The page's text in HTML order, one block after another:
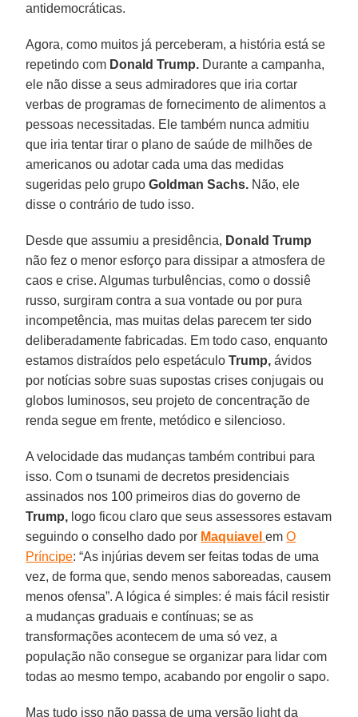
antidemocráticas.
Agora, como muitos já perceberam, a história está se
repetindo com Donald Trump. Durante a campanha,
ele não disse a seus admiradores que iria cortar
verbas de programas de fornecimento de alimentos a
pessoas necessitadas. Ele também nunca admitiu
que iria tentar tirar o plano de saúde de milhões de
americanos ou adotar cada uma das medidas
sugeridas pelo grupoGoldman Sachs. Não, ele
disse o contrário de tudo isso.
Desde que assumiu a presidência, Donald Trump
não fez o menor esforço para dissipar a atmosfera de
caos e crise. Algumas turbulências, como o dossiê
russo, surgiram contra a sua vontade ou por pura
incompetência, mas muitas delas parecem ter sido
deliberadamente fabricadas. Em todo caso, enquanto
estamos distraídos pelo espetáculoTrump, ávidos
por notícias sobre suas supostas crises conjugais ou
globos luminosos, seu projeto de concentração de
renda segue em frente, metódico e silencioso.
A velocidade das mudanças também contribui para
isso. Com o tsunami de decretos presidenciais
assinados nos 100 primeiros dias do governo de
Trump, logo ficou claro que seus assessores estavam
seguindo o conselho dado por Maquiavel emO
Príncipe: “As injúrias devem ser feitas todas de uma
vez, de forma que, sendo menos saboreadas, causem
menos ofensa”. A lógica é simples: é mais fácil resistir
a mudanças graduais e contínuas; se as
transformações acontecem de uma só vez, a
população não consegue se organizar para lidar com
todas ao mesmo tempo, acabando por engolir o sapo.
Mas tudo isso não passa de uma versão light da